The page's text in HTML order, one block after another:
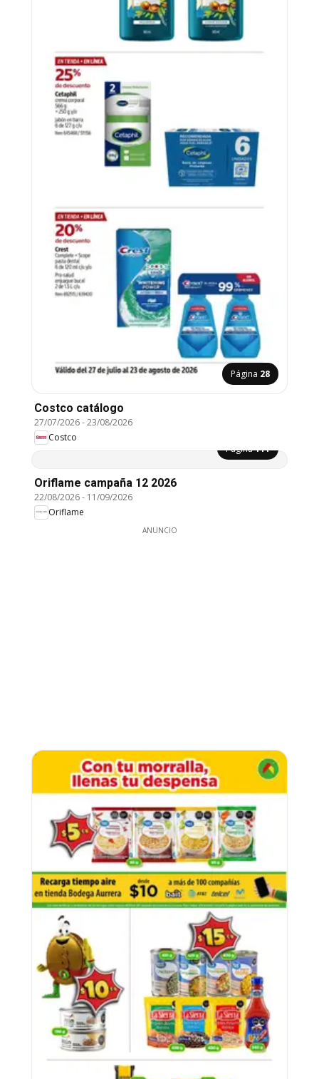
Página 28
Costco catálogo
27/07/2026-23/08/2026
Costco
Página111
Oriflame campaña 12 2026
22/08/2026- 11/09/2026
Oriflame
ANUNCIO